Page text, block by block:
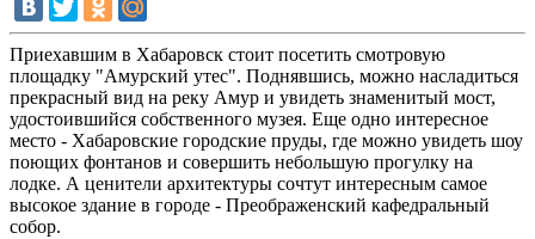
Приехавшим в Хабаровск стоит посетить смотровую
площадку "Амурский утес". Поднявшись, можно насладиться
прекрасный вид на реку Амур и увидеть знаменитый мост,
удостоившийся собственного музея. Еще одно интересное
место - Хабаровские городские пруды, где можно увидеть шоу
поющих фонтанов и совершить небольшую прогулку на
лодке. А ценители архитектуры сочтут интересным самое
высокое здание в городе - Преображенский кафедральный
собор.